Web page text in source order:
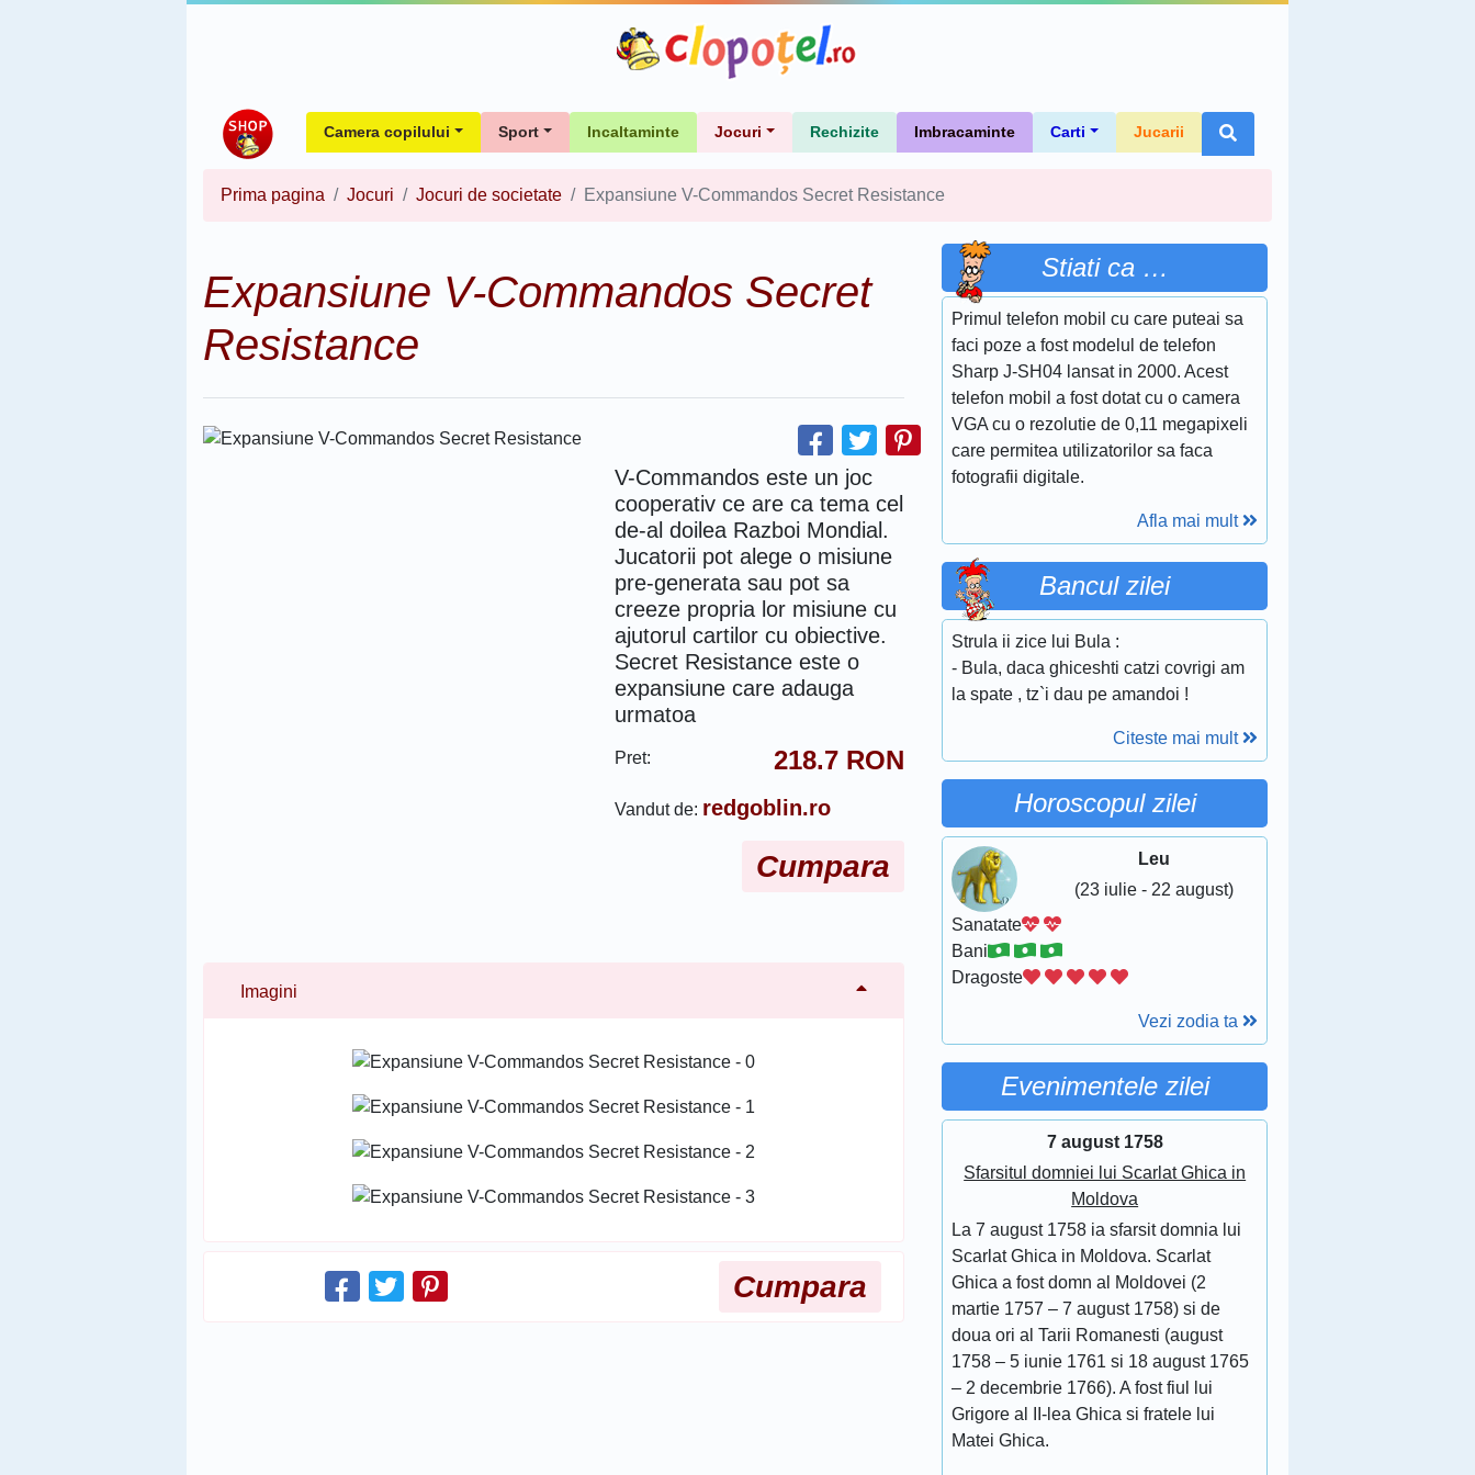
Camera copilului Sport Incaltaminte Jocuri Rechizite Imbracaminte Carti Jucarii
Prima pagina Jocuri Jocuri de societate Expansiune V-Commandos Secret Resistance
Expansiune V-Commandos Secret
Resistance
V-Commandos este un joc
cooperativ ce are ca tema cel
de-al doilea Razboi Mondial.
Jucatorii pot alege o misiune
pre-generata sau pot sa
creeze propria lor misiune cu
ajutorul cartilor cu obiective.
Secret Resistance este o
expansiune care adauga
urmatoa
Pret: 218.7 RON
Vandut de: redgoblin.ro
Cumpara
Imagini
Cumpara
Stiati ca …
Primul telefon mobil cu care puteai sa
faci poze a fost modelul de telefon
Sharp J-SH04 lansat in 2000. Acest
telefon mobil a fost dotat cu o camera
VGA cu o rezolutie de 0,11 megapixeli
care permitea utilizatorilor sa faca
fotografii digitale.
Afla mai mult
Bancul zilei
Strula ii zice lui Bula :
- Bula, daca ghiceshti catzi covrigi am
la spate , tz`i dau pe amandoi !
Citeste mai mult
Horoscopul zilei
Leu
(23 iulie - 22 august)
Sanatate
Bani
Dragoste
Vezi zodia ta
Evenimentele zilei
7 august 1758
Sfarsitul domniei lui Scarlat Ghica in
Moldova
La 7 august 1758 ia sfarsit domnia lui
Scarlat Ghica in Moldova. Scarlat
Ghica a fost domn al Moldovei (2
martie 1757 – 7 august 1758) si de
doua ori al Tarii Romanesti (august
1758 – 5 iunie 1761 si 18 august 1765
– 2 decembrie 1766). A fost fiul lui
Grigore al II-lea Ghica si fratele lui
Matei Ghica.